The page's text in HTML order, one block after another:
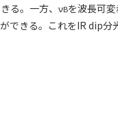
る。一方、νBを波長可
できる。これをIR dip分